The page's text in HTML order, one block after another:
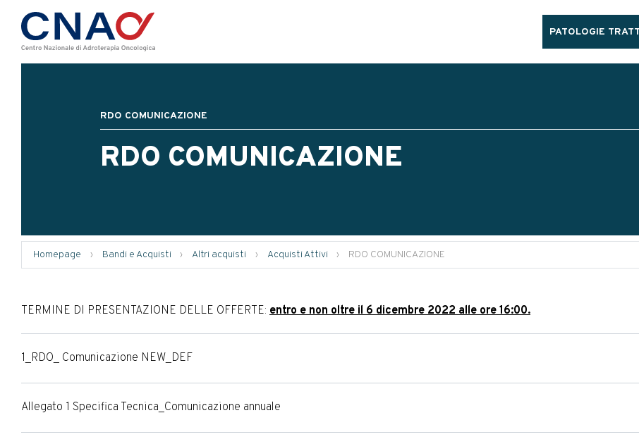
PATOLOGIE
RDO COMUNICAZIONE
RDO COMUNICAZIONE
Homepage › Bandi e Acquisti › Altri acquisti › Acquisti Attivi › RDO COMUNICAZIONE
TERMINE DI PRESENTAZIONE DELLE OFFERTE: entro e non oltre il 6 dicembre 2022 alle ore 16:00.
1_RDO_ Comunicazione NEW_DEF
Allegato 1 Specifica Tecnica_Comunicazione annuale